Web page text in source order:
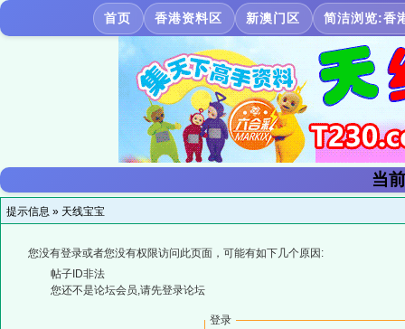
首页 香港资料区 新澳门区 简洁浏览:香
当
提示信息 » 天线宝宝
您没有登录或者您没有权限访问此页面，可能有如下几个原因:
帖子ID非法
您还不是论坛会员,请先登录论坛
登录